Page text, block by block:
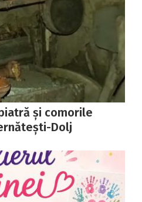
și comorile
Dolj